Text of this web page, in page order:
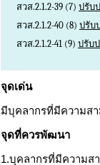
สวส.2.1.2-39 (7) ปรับ
สวส.2.1.2-40 (8) ปรับ
สวส.2.1.2-41 (9) ปรับ
จุดเด่น
มีบุคลากรที่มีความสา
จุดที่ควรพัฒนา
1.บุคลากรที่มีความส